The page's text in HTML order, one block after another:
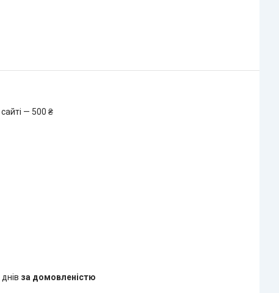
— 500 ₴
за домовленістю